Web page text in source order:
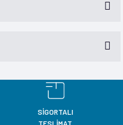
yapın!
kullanarak tarafımıza
SİGORTALI
TESLİMAT